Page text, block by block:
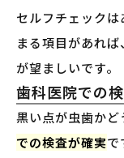
セルフチェック
まる項目があれ
が望ましいです。
歯科医院での
黒い点が虫歯かど
での検査が確実で